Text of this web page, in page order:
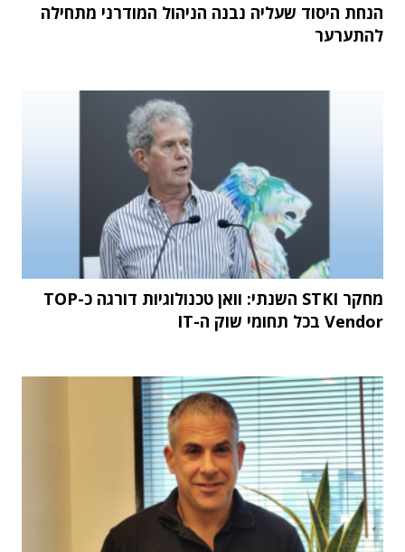
הנחת היסוד שעליה נבנה הניהול המודרני מתחילה
להתערער
מחקר STKI השנתי: וואן טכנולוגיות דורגה כ-TOP
Vendor בכל תחומי שוק ה-IT